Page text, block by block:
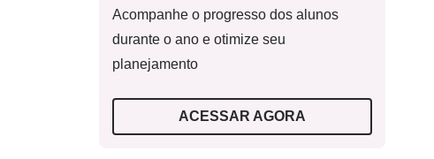
Acompanhe o progresso dos alunos
durante o ano e otimize seu
planejamento
ACESSAR AGORA